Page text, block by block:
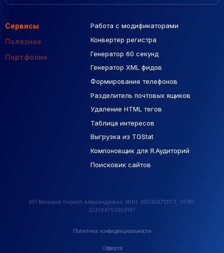
Сервисы
Полезное
Портфолио
Работа с модификаторами
Конвертер регистра
Генератор 60 секунд
Генератор XML фидов
Формирование телефонов
Разделитель почтовых ящиков
Удаление HTML тегов
Таблица интересов
Выгрузка из TGStat
Компоновщик для Я.Аудиторий
Поисковик сайтов
Подборка сайтов
Макеты Figma
База Яндекс Карты
РСЯ площадки
Созданные сайты
Контекстная реклама
ИП Вечкасов Кирилл Александрович, ИНН: 860326713173, ОГРН:
323784700359197
Политика конфиденциальности
Офферта